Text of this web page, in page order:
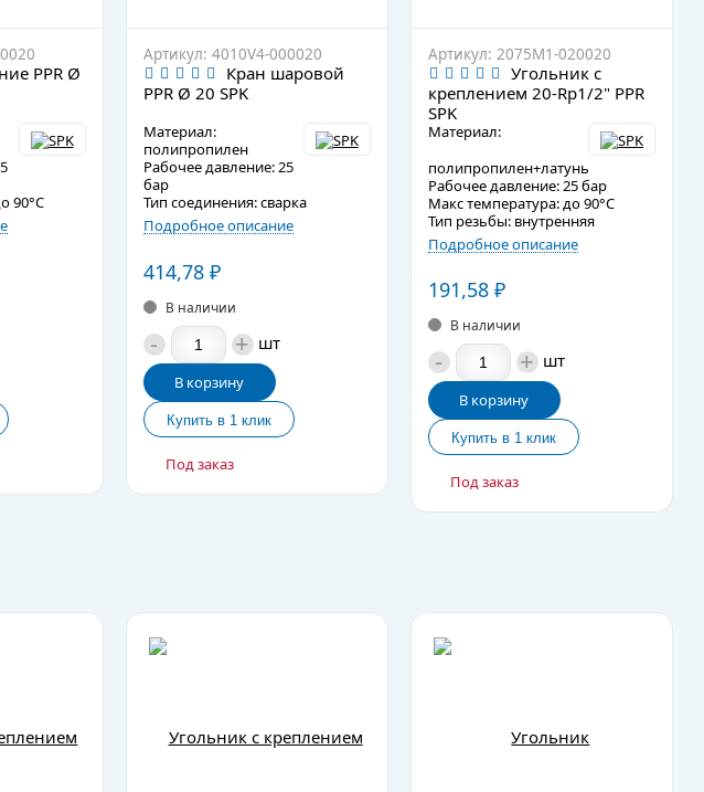
PPR Ø
90°C
Артикул: 4010V4-000020
Кран шаровой
PPR Ø 20 SPK
Материал:
полипропилен
Рабочее давление: 25
бар
Тип соединения: сварка
Подробное описание
414,78 ₽
В наличии
- + шт
В корзину
Под заказ
Артикул: 2075M1-020020
Угольник с
креплением 20-Rp1/2" PPR
SPK
Материал:
полипропилен+латунь
Рабочее давление: 25 бар
Макс температура: до 90°C
Тип резьбы: внутренняя
Подробное описание
191,58 ₽
В наличии
- + шт
В корзину
Под заказ